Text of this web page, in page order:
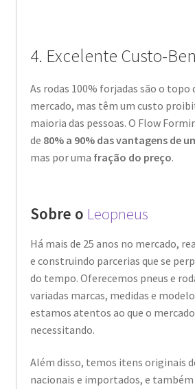
4. Excelente Custo-
As rodas 100% forjadas são o topo
mercado, mas têm um custo
maioria das pessoas. O Flow
de 80% a 90% das vantagens de
mas por uma fração do preço.
Sobre o Leopneus
Há mais de 25 anos no mercado,
e construindo parcerias que se
do tempo. Oferecemos pneus e
variadas marcas, medidas e
estamos atentos ao que o
necessitando.
Além disso, temos itens originais
nacionais e importados, e